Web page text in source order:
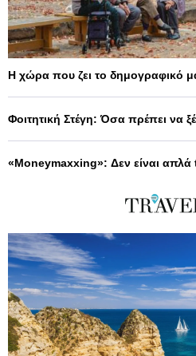
Η χώρα που ζει το δημογραφικό
Φοιτητική Στέγη: Όσα πρέπει να
«Moneymaxxing»: Δεν είναι